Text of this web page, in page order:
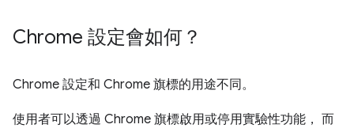
Chrome 設定會如何？
Chrome 設定和 Chrome 旗標的用途不同。
使用者可以透過 Chrome 旗標啟用或停用實驗性功能， 而